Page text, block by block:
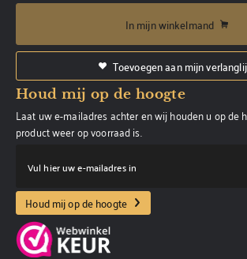
In mijn winkelmand
Toevoegen aan mijn
Houd mij op de hoogte
Laat uw e-mailadres achter en wij houden u op de
product weer op voorraad is.
Vul hier uw e-mailadres in
Houd mij op de hoogte